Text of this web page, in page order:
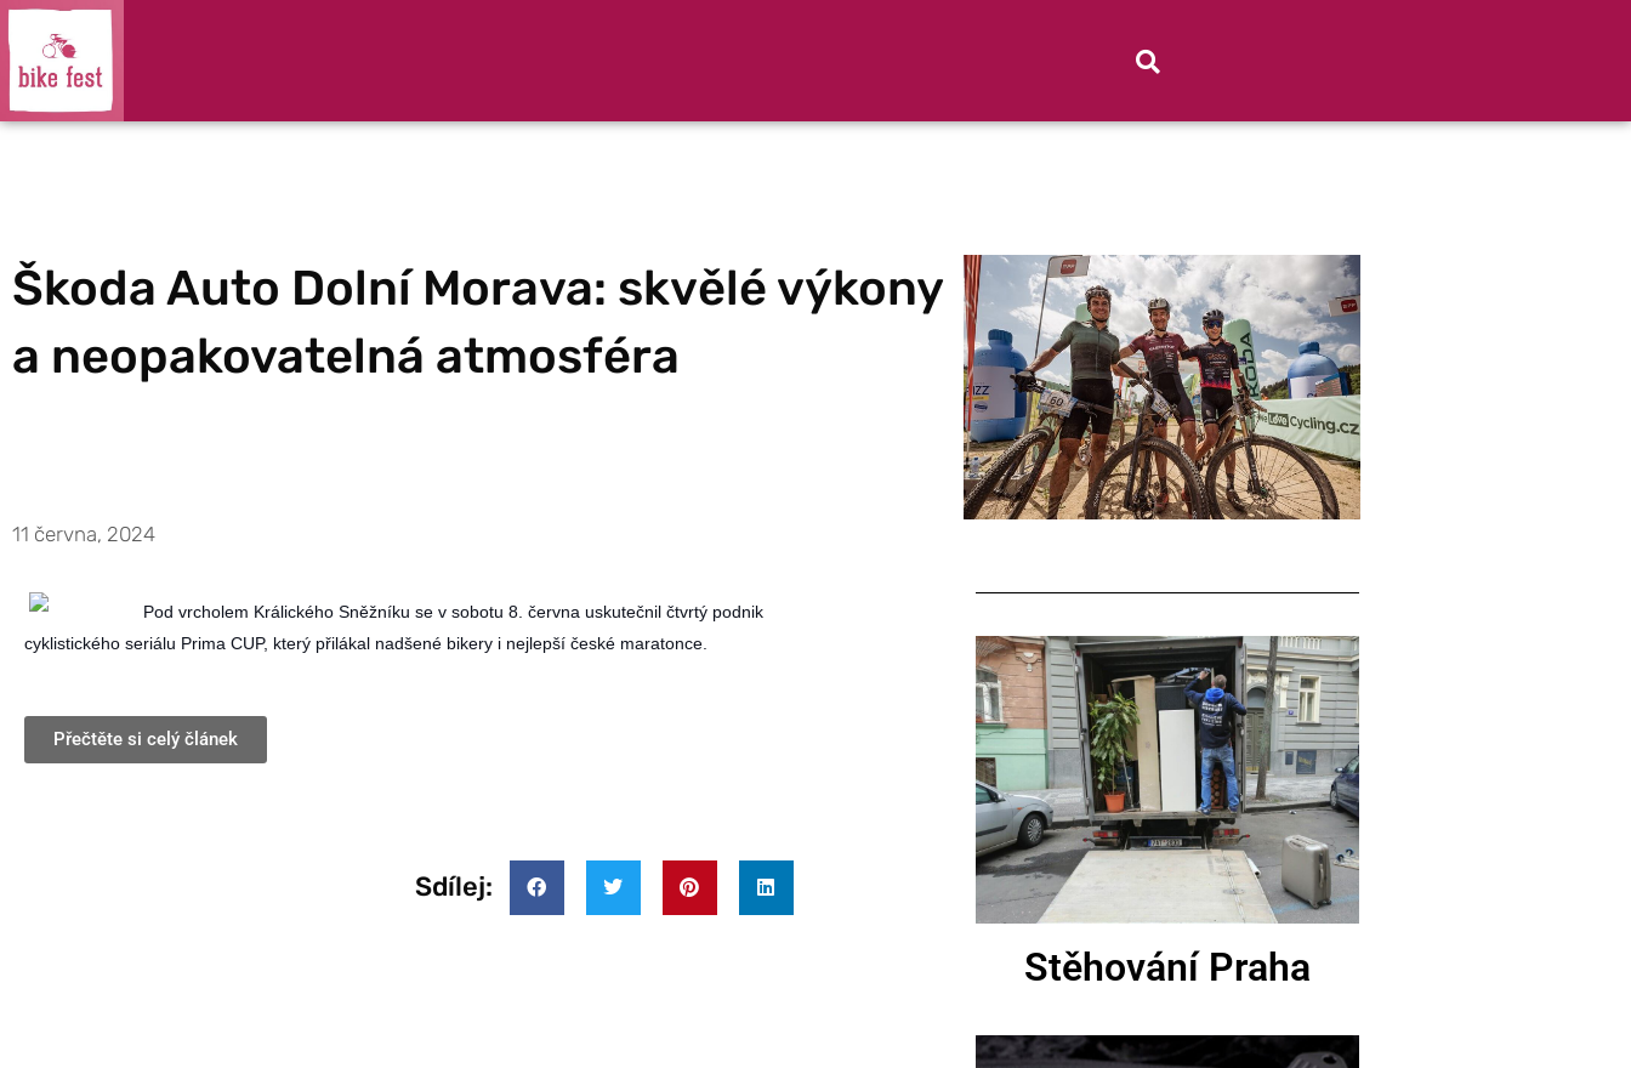
Škoda Auto Dolní Morava: skvělé výkony
a neopakovatelná atmosféra
11 června, 2024
Pod vrcholem Králického Sněžníku se v sobotu 8. června uskutečnil čtvrtý podnik
cyklistického seriálu Prima CUP, který přilákal nadšené bikery i nejlepší české maratonce.
Přečtěte si celý článek
Sdílej:
Stěhování Praha